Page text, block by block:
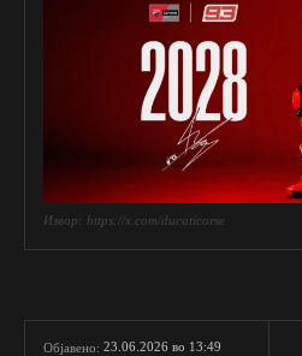
Извор: https://x.com/ducaticorse
Објавено: 23.06.2026 во 13:49